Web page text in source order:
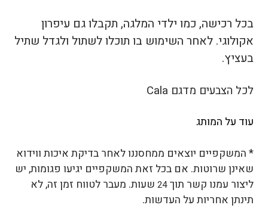
בכל רכישה, כמו ילדי המלגה, תקבלו גם עיפרון
אקולוגי. לאחר השימוש בו תוכלו לשתול ולגדל שתיל
בעציץ.
לכל הצבעים מדגם Cala
עוד על המותג
* המשקפיים יוצאים ממחסננו לאחר בדיקת איכות ווידוא
שאינן שרוטות. אם בכל זאת המשקפיים יגיעו פגומות, יש
ליצור עמנו קשר תוך24 שעות. מעבר לטווח זמן זה, לא
תינתן אחריות על העדשות.